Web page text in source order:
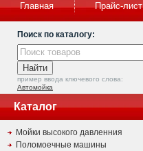
Главная Прайс-лист
Поиск по каталогу:
пример ввода ключевого слова:
Автомойка
Каталог
Мойки высокого давленния
Поломоечные машины